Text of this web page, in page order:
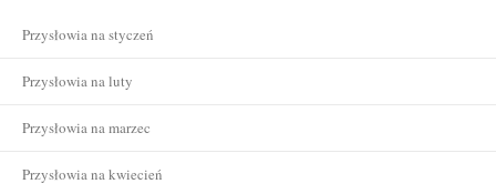
Przysłowia na styczeń
Przysłowia na luty
Przysłowia na marzec
Przysłowia na kwiecień